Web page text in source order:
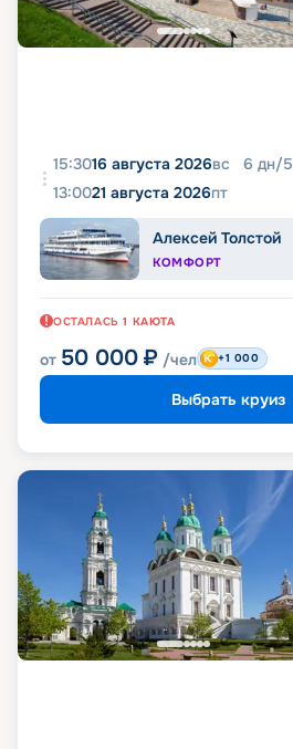
15:3016 августа 2026вс 6 дн/5
13:0021 августа 2026пт
Алексей Толстой
КОМФОРТ
ОСТАЛАСЬ 1 КАЮТА
от 50 000 ₽ /чел +1 000
Выбрать круиз